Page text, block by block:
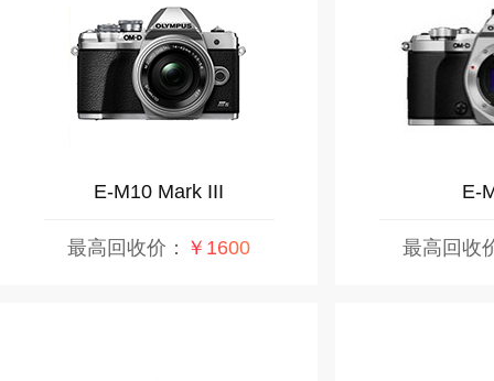
E-M10 Mark III
最高回收价： ￥1600
E-
最高回收